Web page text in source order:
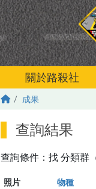
關於路殺社
成果
查詢結果
查詢條件：找 分類群
照片 物種